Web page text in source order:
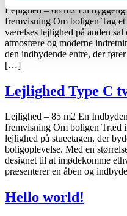
Lejlighed – 68 m2 En
fremvisning Om boligen Tag
værelses lejlighed på anden
atmosfære og moderne
den indbydende entre, der
[…]
Lejlighed Type C
Lejlighed – 85 m2 En
fremvisning Om boligen Træd
lejlighed på stueetagen, der
boligoplevelse. Med en
designet til at imødekomme
præsenterer en åben og
Hello world!